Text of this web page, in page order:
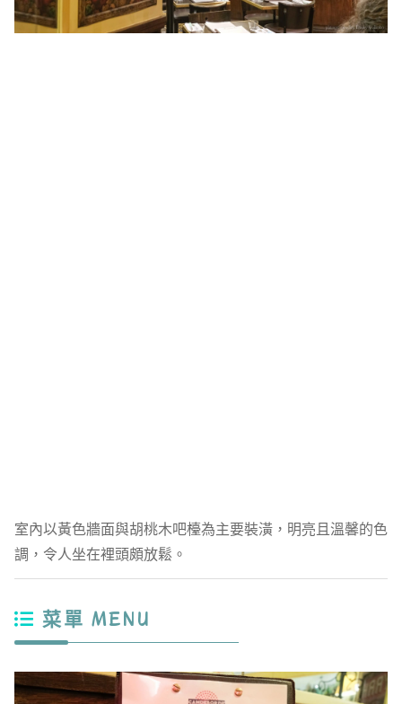
室內以黃色牆面與胡桃木吧檯為主要裝潢，明亮且溫馨的色
調，令人坐在裡頭頗放鬆。
菜單 MENU